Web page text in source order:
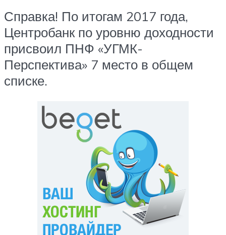
Справка! По итогам 2017 года,
Центробанк по уровню доходности
присвоил ПНФ «УГМК-
Перспектива» 7 место в общем
списке.